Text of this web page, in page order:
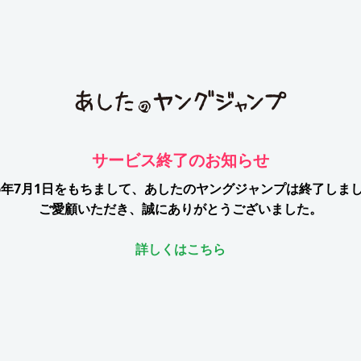
サービス終了のお知らせ
7月1日をもちまして、 あしたのヤングジャンプは終了しま
ご愛顧いただき、誠にありがとうございました。
詳しくはこちら